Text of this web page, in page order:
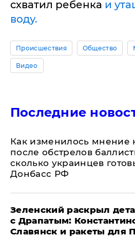
схватил ребенка и
воду.
Происшествия Общество
Видео
Последние
Как изменилось мнение
после обстрелов
сколько украинцев
Донбасс РФ
​Зеленский раскрыл
с Драпатым:
Славянск и ракеты для